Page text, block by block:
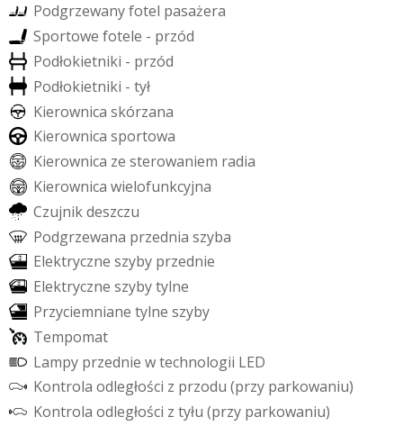
Podgrzewanyfotel pasażera
Sportowe fotele - przód
Podłokietniki - przód
Podłokietniki - tył
Kierownica skórzana
Kierownica sportowa
Kierownica ze sterowaniem radia
Kierownica wielofunkcyjna
Czujnikdeszczu
Podgrzewana przednia szyba
Elektryczne szyby przednie
Elektryczne szybytylne
Przyciemniane tylne szyby
Tempomat
Lampy przednie wtechnologii LED
Kontrola odległości z przodu (przy parkowaniu)
Kontrola odległości z tyłu (przy parkowaniu)